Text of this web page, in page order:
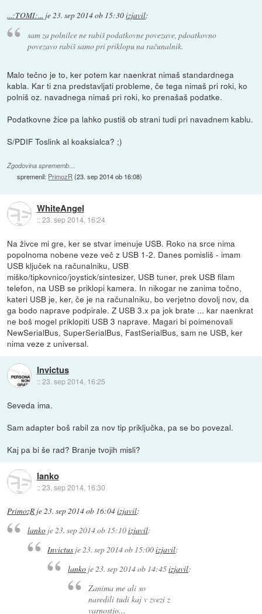
...:TOMI:... je23. sep 2014 ob 15:30izjavil:
sam za polnilce ne rabiš podatkovne povezave, pdoatkovno
povezavo rabiš samo pri priklopu na računalnik.
Malo tečno je to, ker potem kar naenkrat nimaš standardnega
kabla. Kar ti zna predstavljati probleme, če tega nimaš pri roki, ko
polniš oz. navadnega nimaš pri roki, ko prenašaš podatke.
Podatkovne žice pa lahko pustiš ob strani tudi pri navadnem kablu.
S/PDIF Toslink al koaksialca? ;)
Zgodovina sprememb…
spremenil: PrimozR (23. sep 2014 ob 16:08)
WhiteAngel
::23. sep 2014, 16:24
Na živce mi gre, ker se stvar imenuje USB. Roko na srce nima
popolnoma nobene veze več z USB 1-2. Danes pomisliš - imam
USB ključek na računalniku, USB
miško/tipkovnico/joystick/sintesizer, USB tuner, prek USB filam
telefon, na USB se priklopi kamera. In nikogar ne zanima točno,
kateri USB je, ker, če je na računalniku, bo verjetno dovolj nov, da
ga bodo naprave podpirale. Z USB 3.x pa jok brate ... kar naenkrat
ne boš mogel priklopiti USB 3 naprave. Magari bi poimenovali
NewSerialBus, SuperSerialBus, FastSerialBus, sam ne USB, ker
nima veze z universal.
Invictus
::23. sep 2014, 16:25
Seveda ima.
Sam adapter boš rabil za nov tip priključka, pa se bo povezal.
Kaj pa bi še rad? Branje tvojih misli?
lanko
::23. sep 2014, 16:30
PrimozR je23. sep 2014 ob 16:04izjavil:
lankoje23. sep 2014 ob 15:10izjavil:
Invictus je23. sep 2014 ob 15:00izjavil:
lankoje23. sep 2014 ob 14:45izjavil:
Zanima me ali so
naredili tudi kaj v zvezi z
varnostjo...